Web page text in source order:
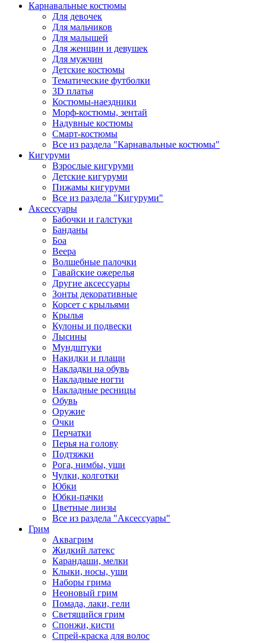
Карнавальные костюмы
Для девочек
Для мальчиков
Для малышей
Для женщин и девушек
Для мужчин
Детские костюмы
Тематические футболки
3D платья
Костюмы-наездники
Морф-костюмы, зентай
Надувные костюмы
Смарт-костюмы
Все из раздела "Карнавальные костюмы"
Кигуруми
Взрослые кигуруми
Детские кигуруми
Пижамы кигуруми
Все из раздела "Кигуруми"
Аксессуары
Бабочки и галстуки
Банданы
Боа
Веера
Волшебные палочки
Гавайские ожерелья
Другие аксессуары
Зонты декоративные
Корсет с крыльями
Крылья
Кулоны и подвески
Лысины
Мундштуки
Накидки и плащи
Накладки на обувь
Накладные ногти
Накладные ресницы
Обувь
Оружие
Очки
Перчатки
Перья на голову
Подтяжки
Рога, нимбы, уши
Чулки, колготки
Юбки
Юбки-пачки
Цветные линзы
Все из раздела "Аксессуары"
Грим
Аквагрим
Жидкий латекс
Карандаши, мелки
Клыки, носы, уши
Наборы грима
Неоновый грим
Помада, лаки, гели
Светящийся грим
Спонжи, кисти
Спрей-краска для волос